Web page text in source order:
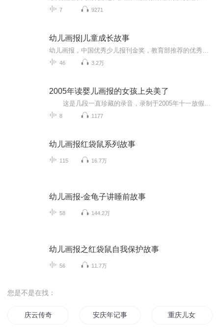
7 9271
幼儿画报|儿童成长故事
46 3.2万
2005年读婴儿画报的女孩上央美了
8 1177
幼儿画报红袋鼠系列故事
115 16.7万
幼儿画报-金龟子讲睡前故事
58 144.2万
幼儿画报之红袋鼠自我保护故事
56 11.7万
您是不是在找：
庆云传奇 安庆年记事 重庆儿女